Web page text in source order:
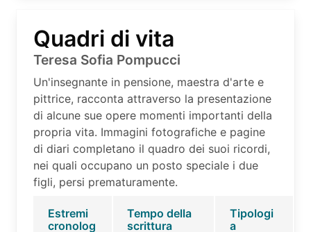
Quadri di vita
Teresa Sofia Pompucci
Un'insegnante in pensione, maestra d'arte e
pittrice, racconta attraverso la presentazione
di alcune sue opere momenti importanti della
propria vita. Immagini fotografiche e pagine
di diari completano il quadro dei suoi ricordi,
nei quali occupano un posto speciale i due
figli, persi prematuramente.
Estremi
cronolog
Tempo della
scrittura
Tipologi
a